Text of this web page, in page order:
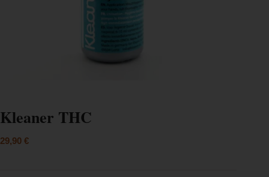
Kleaner THC
29,90 €